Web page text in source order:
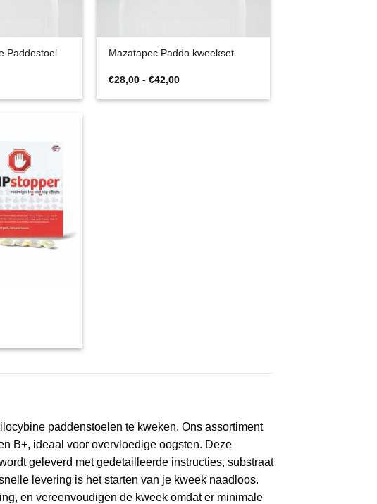
Paddestoel
Mazatapec Paddo kweekset
€28,00 - €42,00Prijsklasse:
tot
paddenstoelen te kweken. Ons assortiment
B+, ideaal voor overvloedige oogsten. Deze
geleverd met gedetailleerde instructies, substraat
levering is het starten van je kweek naadloos.
en vereenvoudigen de kweek omdat er minimale